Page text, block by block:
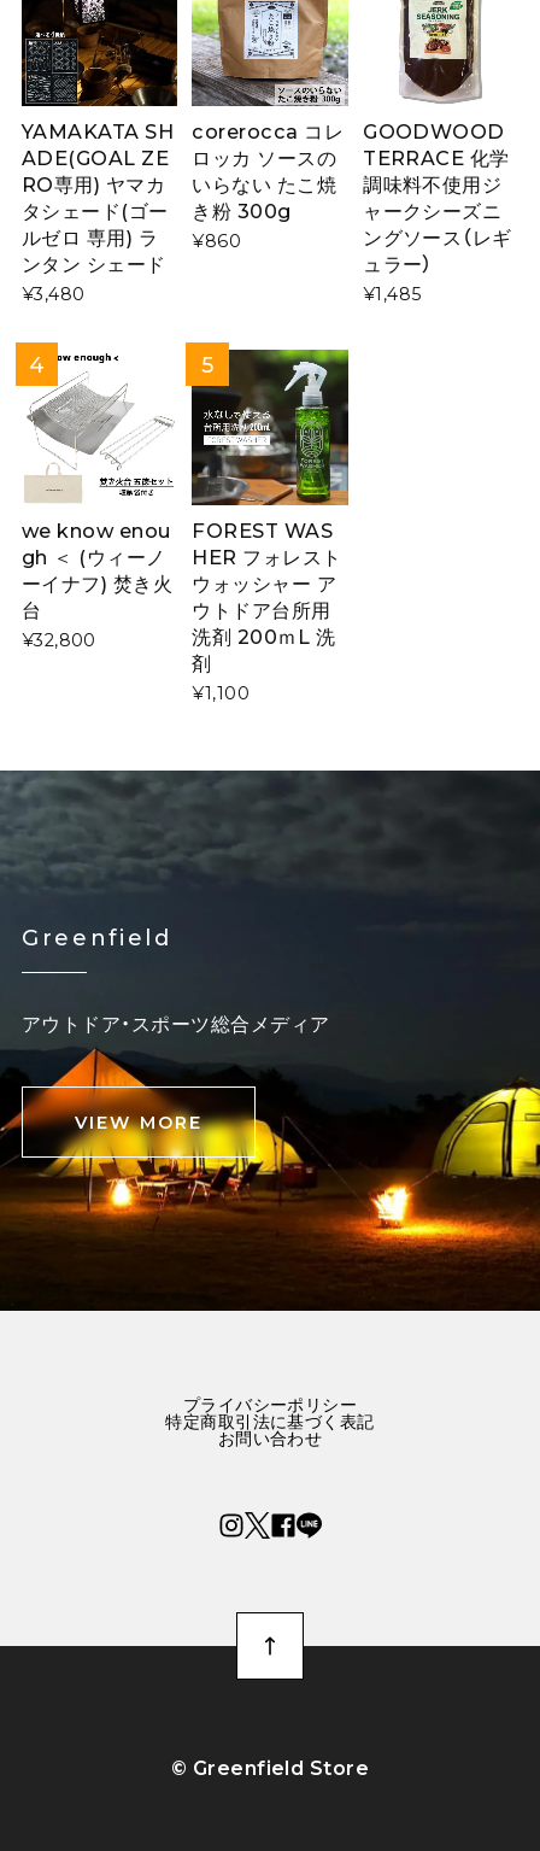
YAMAKATA SH
ADE(GOAL ZE
RO専用) ヤマカ
タシェード(ゴー
ルゼロ 専用) ラ
ンタン シェード
¥3,480
corerocca コレ
ロッカ ソースの
いらない たこ焼
き粉 300g
¥860
GOODWOOD
TERRACE 化学
調味料不使用ジ
ャークシーズニ
ングソース（レギ
ュラー）
¥1,485
we know enou
gh ＜ (ウィーノ
ーイナフ) 焚き火
台
¥32,800
FOREST WAS
HER フォレスト
ウォッシャー ア
ウトドア台所用
洗剤 200ｍL 洗
剤
¥1,100
Greenfield
アウトドア・スポーツ総合メディア
VIEW MORE
プライバシーポリシー
特定商取引法に基づく表記
お問い合わせ
©︎ Greenfield Store